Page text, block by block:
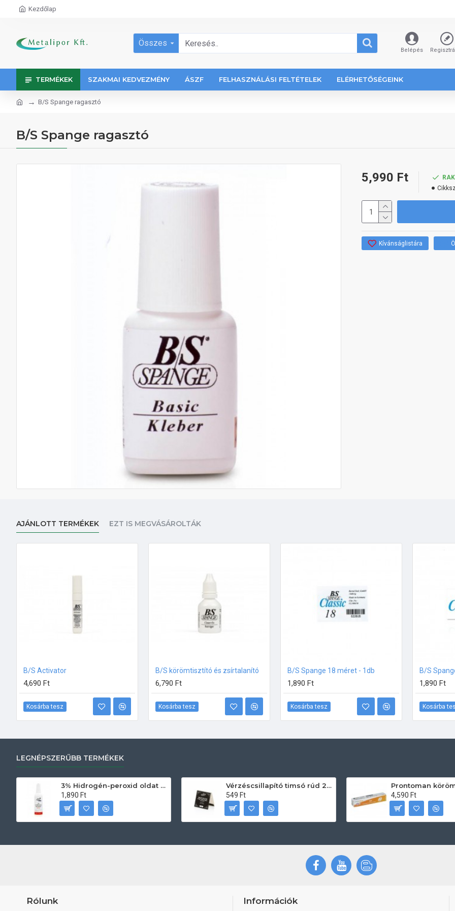
Kezdőlap
Összes
Belépés
TERMÉKEK SZAKMAI KEDVEZMÉNY ÁSZF FELHASZNÁLÁSI FELTÉTELEK ELÉRHETŐSÉGEINK
B/S Spange ragasztó
B/S Spange ragasztó
5,990 Ft
Kívánságlistára
AJÁNLOTT TERMÉKEK EZT IS MEGVÁSÁROLTÁK
B/S Activator
4,690 Ft
Kosárba tesz
B/S körömtisztító és zsírtalanító
6,790 Ft
Kosárba tesz
B/S Spange 18 méret - 1db
1,890 Ft
Kosárba tesz
B/S
1,890 Ft
Kosárba
LEGNÉPSZERŰBB TERMÉKEK
3% Hidrogén-peroxid oldat (sebfertőtlenítő) 100ml
1,890 Ft
Vérzéscsillapító timsó rúd 20db
549 Ft
4,590 Ft
Rólunk Információk